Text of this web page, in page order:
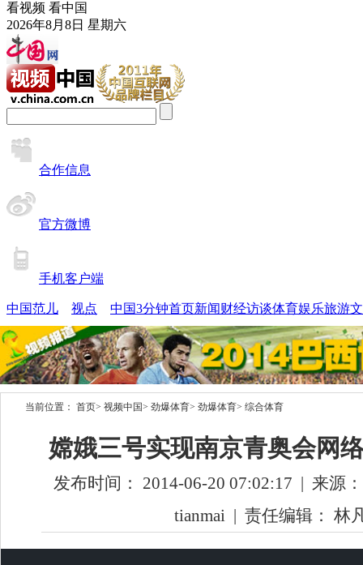
当前位置： 首页> 视频中国> 劲爆体育> 劲爆体育> 综合体育
嫦娥三号实现南京青奥会网
发布时间： 2014-06-20 07:02:17
来源
tianmai
责任编辑： 林